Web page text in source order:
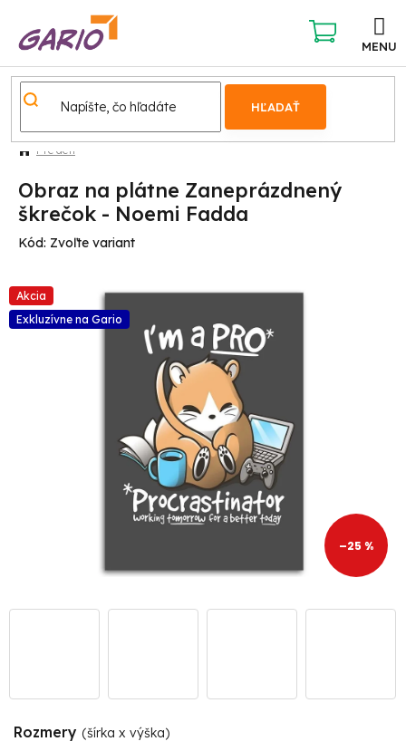
obsah
HĽADAŤ
NÁKUPNÝ
KOŠÍK
Pre deti
Obraz na plátne Zaneprázdnený
škrečok - Noemi Fadda
Kód: Zvoľte variant
Akcia
Exkluzívne na Gario
–25 %
Rozmery (šírka x výška)